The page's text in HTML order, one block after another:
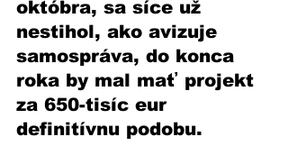
októbra, sa síce už
nestihol, ako avizuje
samospráva, do konca
roka by mal mať projekt
za 650-tisíc eur
definitívnu podobu.